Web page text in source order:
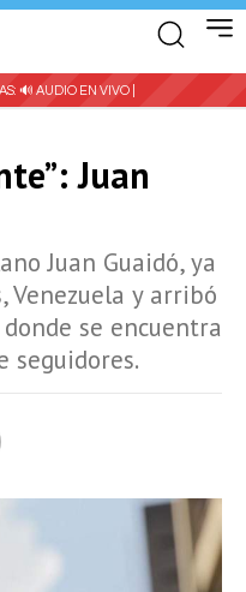
🔊 AUDIO EN VIVO |
Juan
Juan Guaidó, ya
Venezuela y arribó
se encuentra
seguidores.